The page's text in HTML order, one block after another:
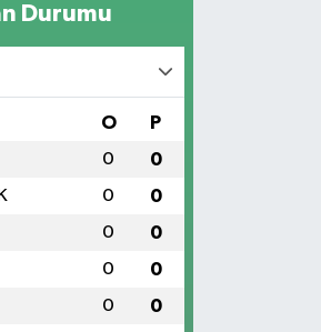
Durumu
O P
0 0
0 0
0 0
0 0
0 0